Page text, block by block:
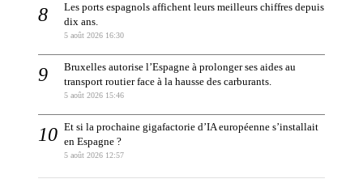
Les ports espagnols affichent leurs meilleurs chiffres depuis
dix ans.
5 août 2026 16:30
Bruxelles autorise l’Espagne à prolonger ses aides au
transport routier face à la hausse des carburants.
5 août 2026 15:46
Et si la prochaine gigafactorie d’IA européenne s’installait
en Espagne ?
5 août 2026 12:57